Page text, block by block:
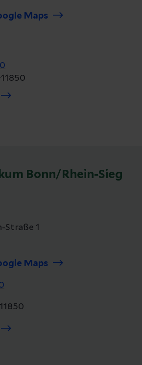
Maps
Bonn/Rhein-Sieg
Straße 1
Maps